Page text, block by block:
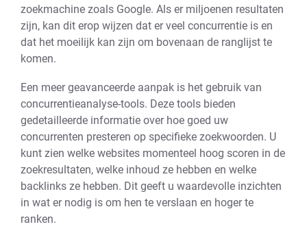
zoekmachine zoals Google. Als er miljoenen resultaten
zijn, kan dit erop wijzen dat er veel concurrentie is en
dat het moeilijk kan zijn om bovenaan de ranglijst te
komen.
Een meer geavanceerde aanpak is het gebruik van
concurrentieanalyse-tools. Deze tools bieden
gedetailleerde informatie over hoe goed uw
concurrenten presteren op specifieke zoekwoorden. U
kunt zien welke websites momenteel hoog scoren in de
zoekresultaten, welke inhoud ze hebben en welke
backlinks ze hebben. Dit geeft u waardevolle inzichten
in wat er nodig is om hen te verslaan en hoger te
ranken.